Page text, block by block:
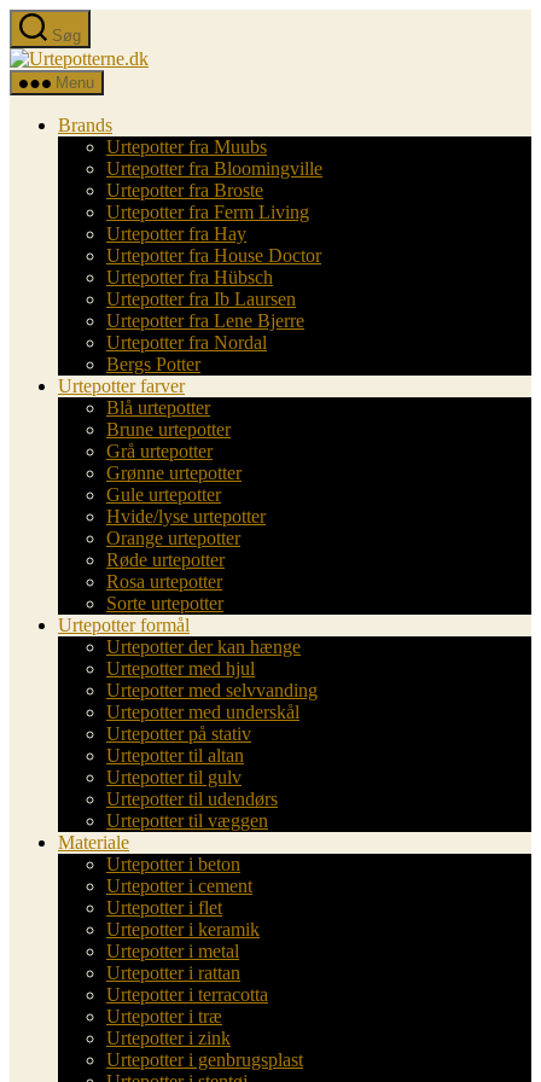
Spring
til
indholdet
Søg
Urtepotterne.dk
Menu
Brands
Urtepotter fra Muubs
Urtepotter fra Bloomingville
Urtepotter fra Broste
Urtepotter fra Ferm Living
Urtepotter fra Hay
Urtepotter fra House Doctor
Urtepotter fra Hübsch
Urtepotter fra Ib Laursen
Urtepotter fra Lene Bjerre
Urtepotter fra Nordal
Bergs Potter
Urtepotter farver
Blå urtepotter
Brune urtepotter
Grå urtepotter
Grønne urtepotter
Gule urtepotter
Hvide/lyse urtepotter
Orange urtepotter
Røde urtepotter
Rosa urtepotter
Sorte urtepotter
Urtepotter formål
Urtepotter der kan hænge
Urtepotter med hjul
Urtepotter med selvvanding
Urtepotter med underskål
Urtepotter på stativ
Urtepotter til altan
Urtepotter til gulv
Urtepotter til udendørs
Urtepotter til væggen
Materiale
Urtepotter i beton
Urtepotter i cement
Urtepotter i flet
Urtepotter i keramik
Urtepotter i metal
Urtepotter i rattan
Urtepotter i terracotta
Urtepotter i træ
Urtepotter i zink
Urtepotter i genbrugsplast